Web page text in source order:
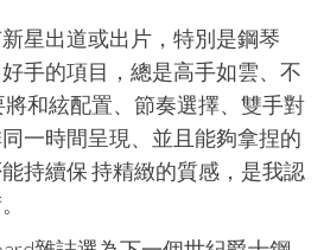
星出道或出片，特別是鋼琴
手的項目，總是高手如雲、不
和絃配置、節奏選擇、雙手對
一時間呈現、並且能夠拿捏的
持續保 持精緻的質感，是我認